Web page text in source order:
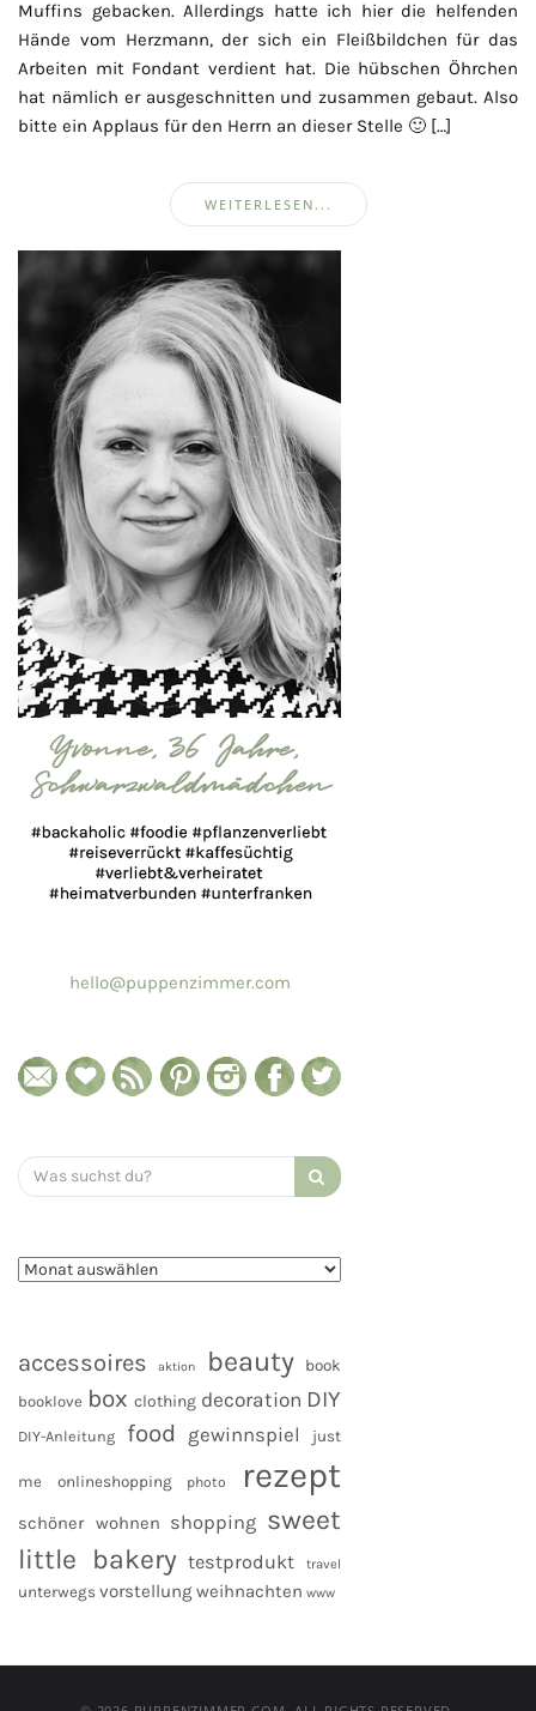
Muffins gebacken. Allerdings hatte ich hier die helfenden
Hände vom Herzmann, der sich ein Fleißbildchen für das
Arbeiten mit Fondant verdient hat. Die hübschen Öhrchen
hat nämlich er ausgeschnitten und zusammen gebaut. Also
bitte ein Applaus für den Herrn an dieser Stelle 🙂 […]
WEITERLESEN...
hello@puppenzimmer.com
Search
for:
accessoires aktion beauty
book
booklove box clothing decoration DIY
DIY-Anleitung food gewinnspiel just
me onlineshopping photo rezept
schöner wohnen shopping sweet
little bakery testprodukt travel
unterwegs vorstellung weihnachten www